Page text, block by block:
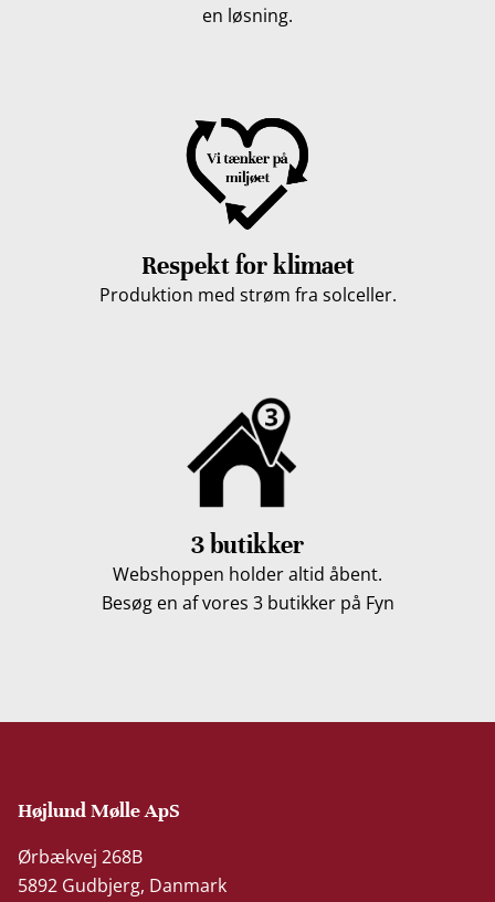
en løsning.
Respekt for klimaet
Produktion med strøm fra solceller.
3 butikker
Webshoppen holder altid åbent.
Besøg en af vores 3 butikker på Fyn
Højlund Mølle ApS
Ørbækvej 268B
5892 Gudbjerg, Danmark